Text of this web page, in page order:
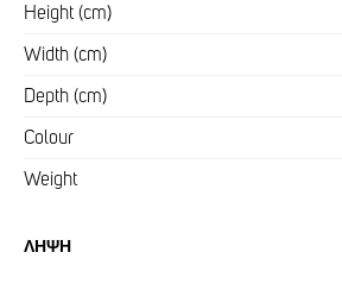
Height (cm)
Width (cm)
Depth (cm)
Colour
Weight
ΛΉΨΗ